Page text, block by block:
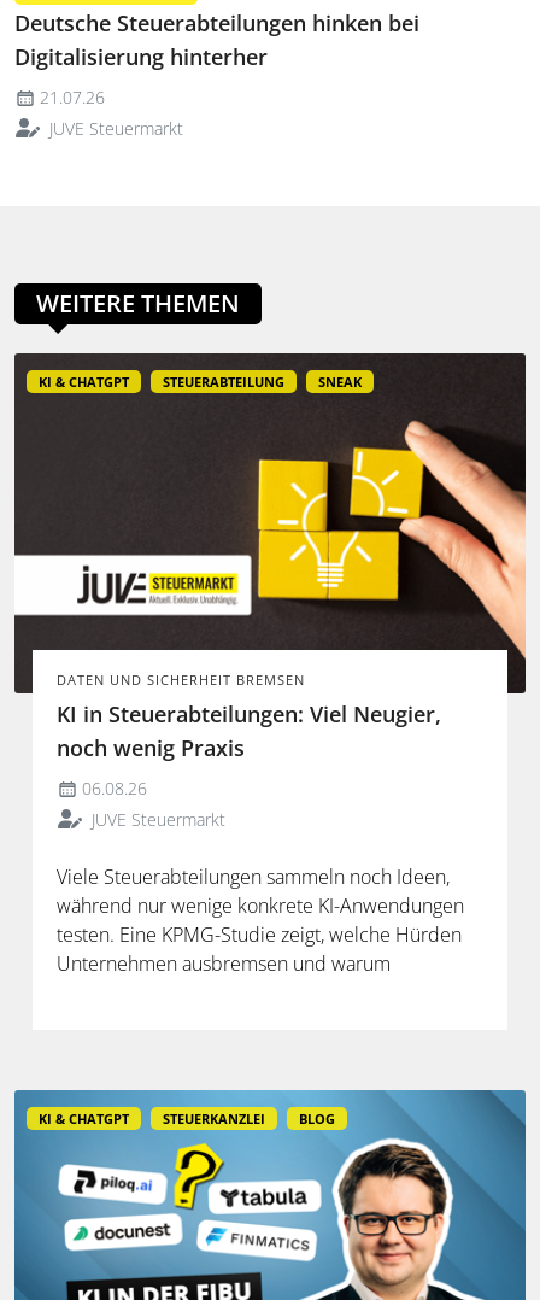
Deutsche Steuerabteilungen hinken bei
Digitalisierung hinterher
21.07.26
JUVE Steuermarkt
WEITERE THEMEN
KI & CHATGPT STEUERABTEILUNG SNEAK
DATEN UND SICHERHEIT BREMSEN
KI in Steuerabteilungen: Viel Neugier,
noch wenig Praxis
06.08.26
JUVE Steuermarkt
Viele Steuerabteilungen sammeln noch Ideen,
während nur wenige konkrete KI-Anwendungen
testen. Eine KPMG-Studie zeigt, welche Hürden
Unternehmen ausbremsen und warum
KI & CHATGPT STEUERKANZLEI BLOG